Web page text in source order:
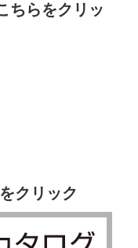
ちらをクリッ
クリック